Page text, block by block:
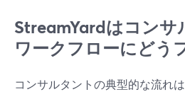
StreamYardはコンサ
ワークフローにどう
コンサルタントの典型的な流れ